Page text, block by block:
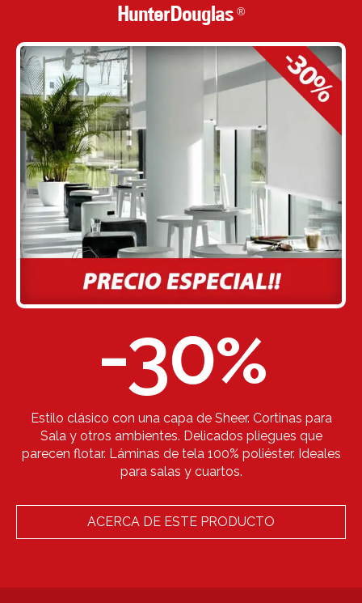
HunterDouglas ®
-30%
Estilo clásico con una capa de Sheer. Cortinas para
Sala y otros ambientes. Delicados pliegues que
parecen flotar. Láminas de tela 100% poliéster. Ideales
para salas y cuartos.
ACERCA DE ESTE PRODUCTO